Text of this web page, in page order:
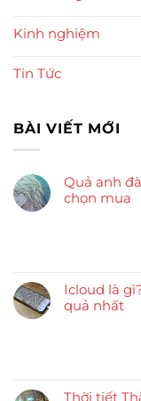
Kinh nghiệm
Tin Tức
BÀI VIẾT MỚI
Quả anh
chọn mua
Icloud là
quả nhất
Thời tiết